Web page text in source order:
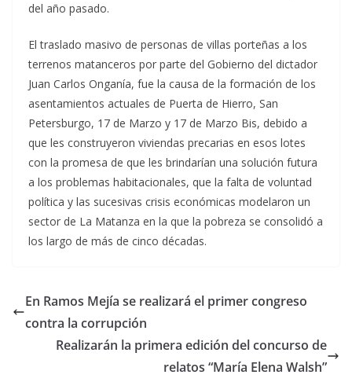
del año pasado.
El traslado masivo de personas de villas porteñas a los
terrenos matanceros por parte del Gobierno del dictador
Juan Carlos Onganía, fue la causa de la formación de los
asentamientos actuales de Puerta de Hierro, San
Petersburgo, 17 de Marzo y 17 de Marzo Bis, debido a
que les construyeron viviendas precarias en esos lotes
con la promesa de que les brindarían una solución futura
a los problemas habitacionales, que la falta de voluntad
política y las sucesivas crisis económicas modelaron un
sector de La Matanza en la que la pobreza se consolidó a
los largo de más de cinco décadas.
En Ramos Mejía se realizará el primer congreso
contra la corrupción
Realizarán la primera edición del concurso de
relatos “María Elena Walsh”